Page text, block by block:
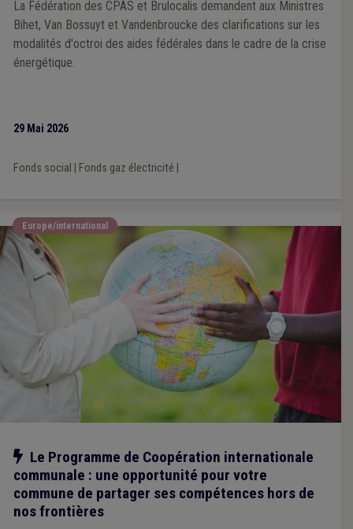
La Fédération des CPAS et Brulocalis demandent aux Ministres
Bihet, Van Bossuyt et Vandenbroucke des clarifications sur les
modalités d'octroi des aides fédérales dans le cadre de la crise
énergétique.
29 Mai 2026
Fonds social Fonds gaz électricité
Europe/international
Notre action
Le Programme de Coopération internationale
communale : une opportunité pour votre
commune de partager ses compétences hors de
nos frontières